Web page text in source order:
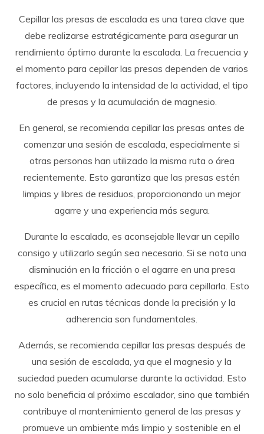
Cepillar las presas de escalada es una tarea clave que
debe realizarse estratégicamente para asegurar un
rendimiento óptimo durante la escalada. La frecuencia y
el momento para cepillar las presas dependen de varios
factores, incluyendo la intensidad de la actividad, el tipo
de presas y la acumulación de magnesio.
En general, se recomienda cepillar las presas antes de
comenzar una sesión de escalada, especialmente si
otras personas han utilizado la misma ruta o área
recientemente. Esto garantiza que las presas estén
limpias y libres de residuos, proporcionando un mejor
agarre y una experiencia más segura.
Durante la escalada, es aconsejable llevar un cepillo
consigo y utilizarlo según sea necesario. Si se nota una
disminución en la fricción o el agarre en una presa
específica, es el momento adecuado para cepillarla. Esto
es crucial en rutas técnicas donde la precisión y la
adherencia son fundamentales.
Además, se recomienda cepillar las presas después de
una sesión de escalada, ya que el magnesio y la
suciedad pueden acumularse durante la actividad. Esto
no solo beneficia al próximo escalador, sino que también
contribuye al mantenimiento general de las presas y
promueve un ambiente más limpio y sostenible en el